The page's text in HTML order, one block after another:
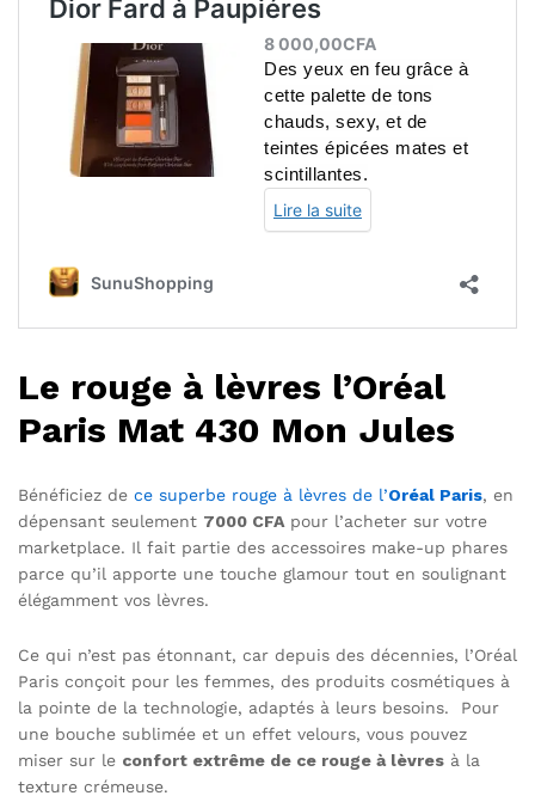
Le rouge à lèvres l’Oréal
Paris Mat 430 Mon Jules
Bénéficiez de ce superbe rouge à lèvres de l’Oréal Paris, en
dépensant seulement 7000 CFA pour l’acheter sur votre
marketplace. Il fait partie des accessoires make-up phares
parce qu’il apporte une touche glamour tout en soulignant
élégamment vos lèvres.
Ce qui n’est pas étonnant, car depuis des décennies, l’Oréal
Paris conçoit pour les femmes, des produits cosmétiques à
la pointe de la technologie, adaptés à leurs besoins. Pour
une bouche sublimée et un effet velours, vous pouvez
miser sur le confort extrême de ce rouge à lèvres à la
texture crémeuse.